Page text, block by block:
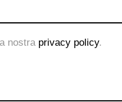
nostra privacy policy.